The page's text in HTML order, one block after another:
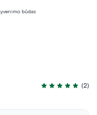
Įvertinimas 5.0
(2)
būdas